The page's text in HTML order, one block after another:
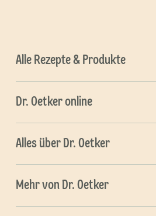
Alle Rezepte & Produkte
Dr. Oetker online
Alles über Dr. Oetker
Mehr von Dr. Oetker